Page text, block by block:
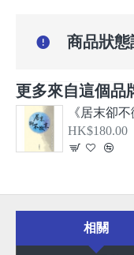
更多來自這個品
HK$180.00
商品狀態
相關